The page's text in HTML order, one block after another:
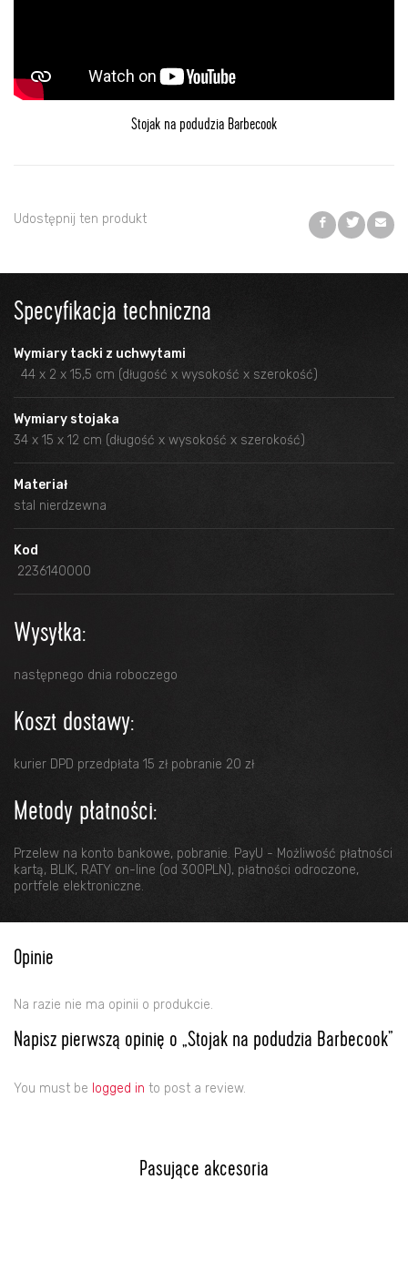
Stojak na podudzia Barbecook
Udostępnij ten produkt
Specyfikacja techniczna
Wymiary tacki z uchwytami
44 x 2 x 15,5 cm (długość x wysokość x szerokość)
Wymiary stojaka
34 x 15 x 12 cm (długość x wysokość x szerokość)
Materiał
stal nierdzewna
Kod
2236140000
Wysyłka:
następnego dnia roboczego
Koszt dostawy:
kurier DPD przedpłata 15 zł pobranie 20 zł
Metody płatności:
Przelew na konto bankowe, pobranie. PayU - Możliwość płatności
kartą, BLIK, RATY on-line (od 300PLN), płatności odroczone,
portfele elektroniczne.
Opinie
Na razie nie ma opinii o produkcie.
Napisz pierwszą opinię o „Stojak na podudzia Barbecook”
You must be logged in to post a review.
Pasujące akcesoria